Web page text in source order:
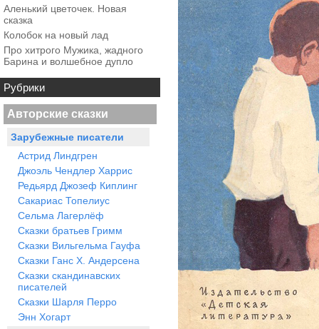
Аленький цветочек. Новая
сказка
Колобок на новый лад
Про хитрого Мужика, жадного
Барина и волшебное дупло
Рубрики
Авторские сказки
Зарубежные писатели
Астрид Линдгрен
Джоэль Чендлер Харрис
Редьярд Джозеф Киплинг
Сакариас Топелиус
Сельма Лагерлёф
Сказки братьев Гримм
Сказки Вильгельма Гауфа
Сказки Ганс Х. Андерсена
Сказки скандинавских
писателей
Сказки Шарля Перро
Энн Хогарт